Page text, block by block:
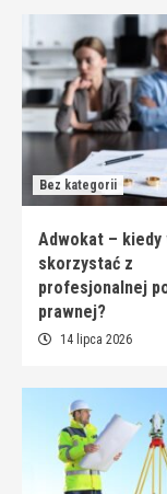
Bez kategorii
Adwokat – kiedy
skorzystać z
profesjonalnej
prawnej?
14 lipca 2026